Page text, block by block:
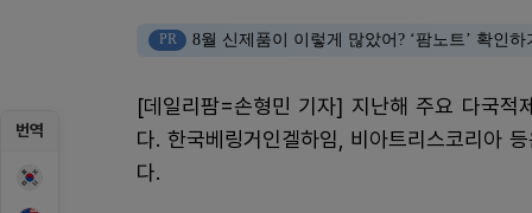
번역
PR 8월 신제품이 이렇게 많았어? ‘팜노트’ 확인하
[데일리팜=손형민 기자] 지난해 주요 다국적
다. 한국베링거인겔하임, 비아트리스코리아
다.